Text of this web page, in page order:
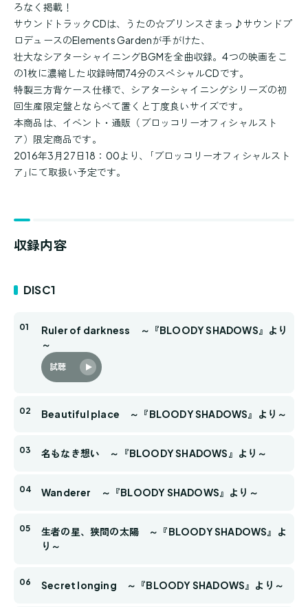
ろなく掲載！
サウンドトラックCDは、うたの☆プリンスさまっ♪サウンドプ
ロデュースのElements Gardenが手がけた、
壮大なシアターシャイニングBGMを全曲収録。4つの映画をこ
の1枚に濃縮した収録時間74分のスペシャルCDです。
特製三方背ケース仕様で、シアターシャイニングシリーズの初
回生産限定盤とならべて置くと丁度良いサイズです。
本商品は、イベント・通販（ブロッコリーオフィシャルスト
ア）限定商品です。
2016年3月27日18：00より、｢ブロッコリーオフィシャルスト
ア｣にて取扱い予定です。
収録内容
DISC1
Ruler of darkness ～『BLOODY SHADOWS』より
～
試聴
Beautiful place ～『BLOODY SHADOWS』より～
名もなき想い ～『BLOODY SHADOWS』より～
Wanderer ～『BLOODY SHADOWS』より～
生者の星、狭間の太陽 ～『BLOODY SHADOWS』よ
り～
Secret longing ～『BLOODY SHADOWS』より～